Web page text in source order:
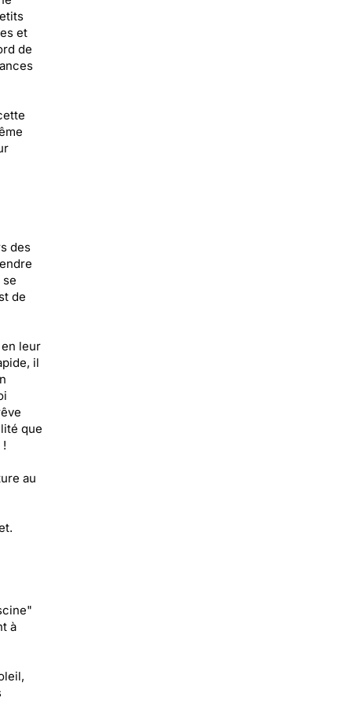
et
de
des
de
leur
il
que
au
à